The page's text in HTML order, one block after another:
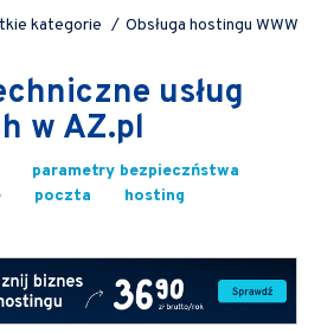
kategorie / Obsługa hostingu WWW
usług
w AZ.pl
parametry bezpieczństwa
poczta
hosting